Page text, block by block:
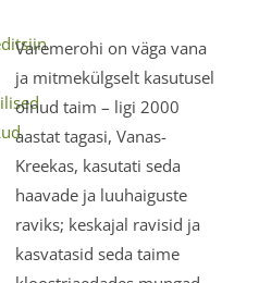
Varemerohi on väga vana
ja mitmekülgselt kasutusel
olnud taim – ligi 2000
aastat tagasi, Vanas-
Kreekas, kasutati seda
haavade ja luuhaiguste
raviks; keskajal ravisid ja
kasvatasid seda taime